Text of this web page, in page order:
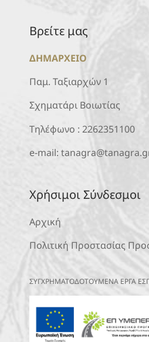
Βρείτε μας
ΔΗΜΑΡΧΕΙΟ
Παμ. Ταξιαρχών 1
Σχηματάρι Βοιωτίας
Τηλέφωνο : 2262351100
e-mail:
Χρήσιμοι Σύνδεσμοι
Αρχική
Πολιτική Προστασίας
ΣΥΓΧΡΗΜΑΤΟΔΟΤΟΥΜΕΝΑ ΕΡΓΑ